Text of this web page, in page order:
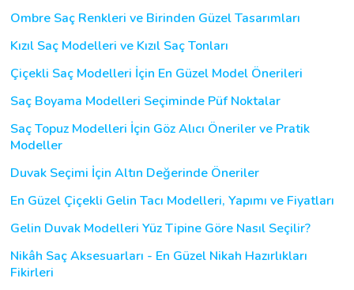
Ombre Saç Renkleri ve Birinden Güzel Tasarımları
Kızıl Saç Modelleri ve Kızıl Saç Tonları
Çiçekli Saç Modelleri İçin En Güzel Model Önerileri
Saç Boyama Modelleri Seçiminde Püf Noktalar
Saç Topuz Modelleri İçin Göz Alıcı Öneriler ve Pratik
Modeller
Duvak Seçimi İçin Altın Değerinde Öneriler
En Güzel Çiçekli Gelin Tacı Modelleri, Yapımı ve Fiyatları
Gelin Duvak Modelleri Yüz Tipine Göre Nasıl Seçilir?
Nikâh Saç Aksesuarları - En Güzel Nikah Hazırlıkları
Fikirleri